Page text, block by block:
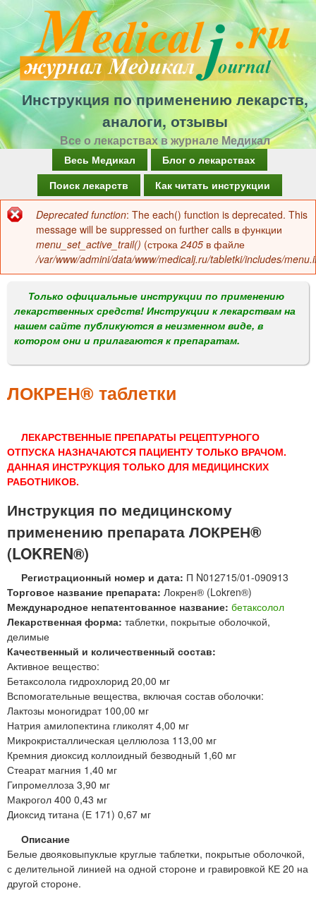
Перейти
к
основному
содержанию
Инструкция по применению лекарств,
аналоги, отзывы
Все о лекарствах в журнале Медикал
а
в
о
м
е
н
Весь Медикал
Блог о лекарствах
Поиск лекарств
Как читать инструкции
Сообщение
об
ошибке
Deprecated function: The each() function is deprecated. This
message will be suppressed on further calls в функции
menu_set_active_trail() (строка 2405 в файле
/var/www/admini/data/www/medicalj.ru/tabletki/includes/
Только официальные инструкции по применению
лекарственных средств! Инструкции к лекарствам на
нашем сайте публикуются в неизменном виде, в
котором они и прилагаются к препаратам.
ЛОКРЕН® таблетки
ЛЕКАРСТВЕННЫЕ ПРЕПАРАТЫ РЕЦЕПТУРНОГО
ОТПУСКА НАЗНАЧАЮТСЯ ПАЦИЕНТУ ТОЛЬКО ВРАЧОМ.
ДАННАЯ ИНСТРУКЦИЯ ТОЛЬКО ДЛЯ МЕДИЦИНСКИХ
РАБОТНИКОВ.
Инструкция по медицинскому
применению препарата ЛОКРЕН®
(LOKREN®)
Регистрационный номер и дата: П N012715/01-090913
Торговое название препарата: Локрен® (Lokren®)
Международное непатентованное название: бетаксолол
Лекарственная форма: таблетки, покрытые оболочкой,
делимые
Качественный и количественный состав:
Активное вещество:
Бетаксолола гидрохлорид 20,00 мг
Вспомогательные вещества, включая состав оболочки:
Лактозы моногидрат 100,00 мг
Натрия амилопектина гликолят 4,00 мг
Микрокристаллическая целлюлоза 113,00 мг
Кремния диоксид коллоидный безводный 1,60 мг
Стеарат магния 1,40 мг
Гипромеллоза 3,90 мг
Макрогол 400 0,43 мг
Диоксид титана (Е 171) 0,67 мг
Описание
Белые двояковыпуклые круглые таблетки, покрытые оболочкой,
с делительной линией на одной стороне и гравировкой КЕ 20 на
другой стороне.